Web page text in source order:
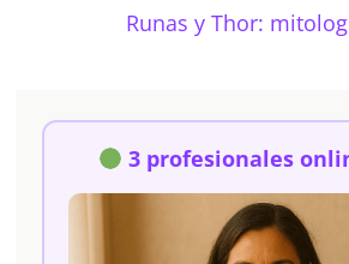
Runas y Thor:
3 profesionales